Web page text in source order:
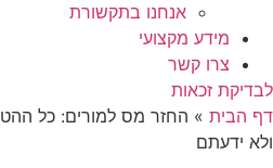
אנחנו בתקשורת
מידע מקצועי
צרו קשר
לבדיקת זכאות
דף הבית » החזר מס למורים: כל
ולא ידעתם